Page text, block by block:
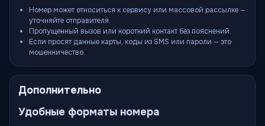
Номер может относиться к сервису или массовой рассылке —
уточняйте отправителя.
Пропущенный вызов или короткий контакт без пояснений.
Если просят данные карты, коды из SMS или пароли — это
мошенничество.
Дополнительно
Удобные форматы номера